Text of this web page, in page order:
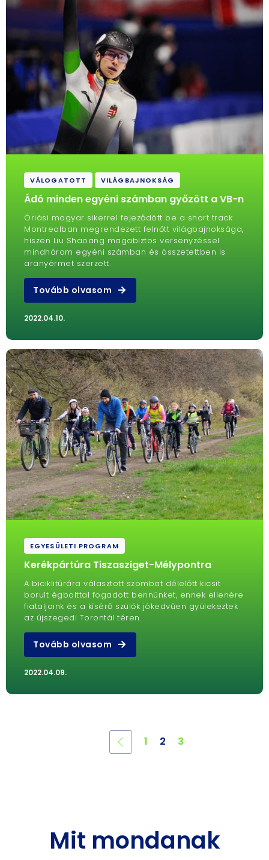
VÁLOGATOTT VILÁGBAJNOKSÁG
Ádó minden egyéni számban győzött a VB-n
Óriási magyar sikerrel fejeződött be a short track
Montrealban megrendezett felnőtt világbajnoksága,
hiszen Liu Shaoang magabiztos versenyzéssel
mindhárom egyéni számban és összetettben is
aranyérmet szerzett.
Tovább olvasom
2022.04.10.
EGYESÜLETI PROGRAM
Kerékpártúra Tiszasziget-Mélypontra
A biciklitúrára választott szombat délelőtt kicsit
borult égbolttal fogadott bennünket, ennek ellenére
fiataljaink és a kísérő szülők jókedvűen gyülekeztek
az újszegedi Torontál téren.
Tovább olvasom
2022.04.09.
1 2 3
Mit mondanak